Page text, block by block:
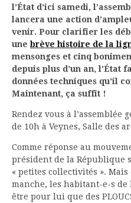
l’État d’ici samedi,
lancera une action
venir. Pour clarifier les
unebrève histoire de la
mensonges et cinq
depuis plus d’un an, l’État
données techniques qu’il
Maintenant, ça suffit !
Rendez vous à l’assemblée
de 10h à Veynes, Salle des
Comme réponse au
président de la République
« petites collectivités ».
manche, les habitant-e-s
être pour lui que des